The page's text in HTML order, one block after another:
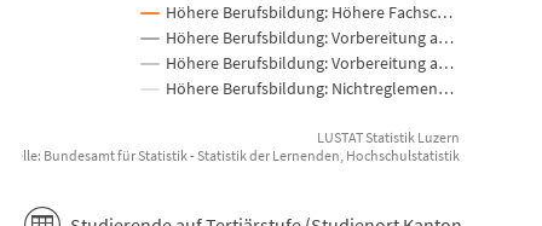
Höhere Berufsbildung: Höhere Fachsc…
Höhere Berufsbildung: Vorbereitung a…
Höhere Berufsbildung: Vorbereitung a…
Höhere Berufsbildung: Nichtreglemen…
LUSTAT Statistik Luzern
Bundesamt für Statistik - Statistik der Lernenden, Hochschulstatistik